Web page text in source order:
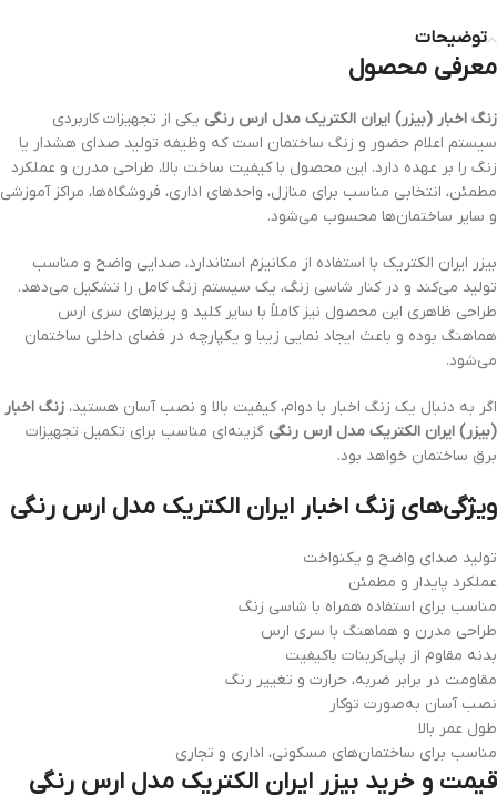
توضیحات
معرفی محصول
زنگ اخبار (بیزر) ایران الکتریک مدل ارس رنگی یکی از تجهیزات کاربردی
سیستم اعلام حضور و زنگ ساختمان است که وظیفه تولید صدای هشدار یا
زنگ را بر عهده دارد. این محصول با کیفیت ساخت بالا، طراحی مدرن و عملکرد
مطمئن، انتخابی مناسب برای منازل، واحدهای اداری، فروشگاه‌ها، مراکز آموزشی
و سایر ساختمان‌ها محسوب می‌شود.
بیزر ایران الکتریک با استفاده از مکانیزم استاندارد، صدایی واضح و مناسب
تولید می‌کند و در کنار شاسی زنگ، یک سیستم زنگ کامل را تشکیل می‌دهد.
طراحی ظاهری این محصول نیز کاملاً با سایر کلید و پریزهای سری ارس
هماهنگ بوده و باعث ایجاد نمایی زیبا و یکپارچه در فضای داخلی ساختمان
می‌شود.
اگر به دنبال یک زنگ اخبار با دوام، کیفیت بالا و نصب آسان هستید، زنگ اخبار
(بیزر) ایران الکتریک مدل ارس رنگی گزینه‌ای مناسب برای تکمیل تجهیزات
برق ساختمان خواهد بود.
ویژگی‌های زنگ اخبار ایران الکتریک مدل ارس رنگی
تولید صدای واضح و یکنواخت
عملکرد پایدار و مطمئن
مناسب برای استفاده همراه با شاسی زنگ
طراحی مدرن و هماهنگ با سری ارس
بدنه مقاوم از پلی‌کربنات باکیفیت
مقاومت در برابر ضربه، حرارت و تغییر رنگ
نصب آسان به‌صورت توکار
طول عمر بالا
مناسب برای ساختمان‌های مسکونی، اداری و تجاری
قیمت و خرید بیزر ایران الکتریک مدل ارس رنگی